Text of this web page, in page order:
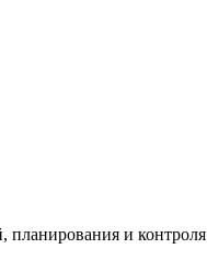
уровня Ваших
Вам наиболее
где нужно
и контроля